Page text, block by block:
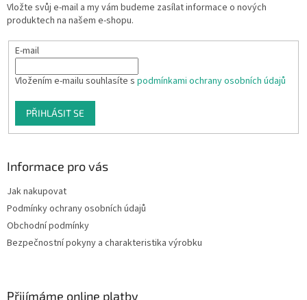
Vložte svůj e-mail a my vám budeme zasílat informace o nových
produktech na našem e-shopu.
E-mail
Vložením e-mailu souhlasíte s podmínkami ochrany osobních údajů
PŘIHLÁSIT SE
Informace pro vás
Jak nakupovat
Podmínky ochrany osobních údajů
Obchodní podmínky
Bezpečnostní pokyny a charakteristika výrobku
Přijímáme online platby